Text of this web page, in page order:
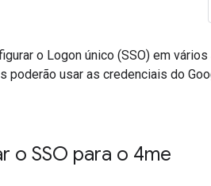
o Logon único (SSO) em
poderão usar as credenciais do
o SSO para o 4me